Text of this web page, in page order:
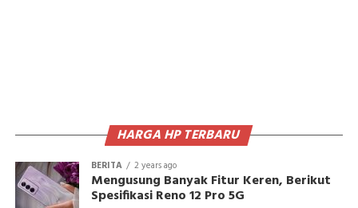
HARGA HP TERBARU
BERITA 2 years ago
Mengusung Banyak Fitur Keren, Berikut
Spesifikasi Reno 12 Pro 5G